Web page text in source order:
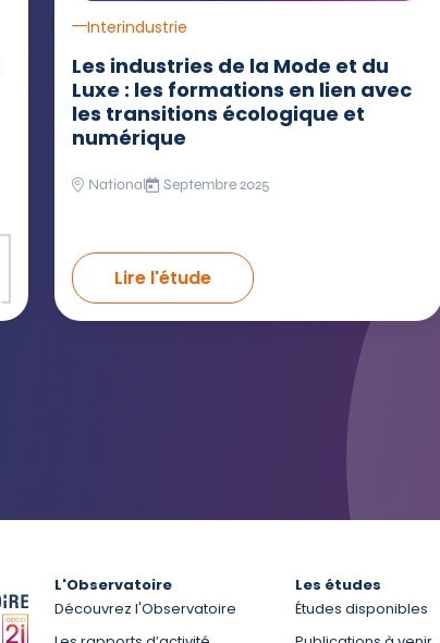
Interindustrie
Les industries de la Mode et du
Luxe : les formations en lien avec
les transitions écologique et
numérique
National Septembre 2025
Lire l'étude
L'Observatoire
Découvrez l'Observatoire
Les études
Études disponibles